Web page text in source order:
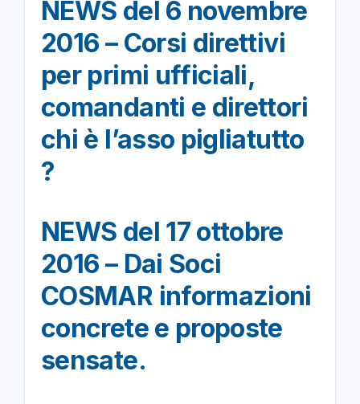
NEWS del 6 novembre
2016 – Corsi direttivi
per primi ufficiali,
comandanti e direttori
chi è l’asso pigliatutto
?
NEWS del 17 ottobre
2016 – Dai Soci
COSMAR informazioni
concrete e proposte
sensate.